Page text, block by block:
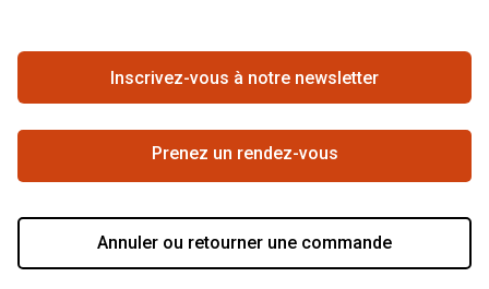
Se rétracter du contrat ici
Inscrivez-vous à notre newsletter
Prenez un rendez-vous
Annuler ou retourner une commande